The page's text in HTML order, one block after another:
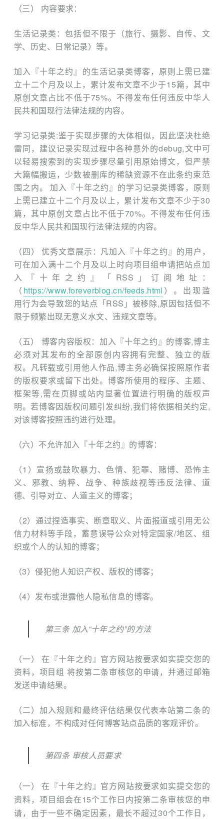
（三） 内容要求：
生活记录类：包括但不限于（旅行、摄影、自传、文
学、历史、日常记录）等。
加入『十年之约』的生活记录类博客，原则上需已建
立十二个月及以上，累计发布文章不少于15篇，其中
原创文章占比不低于75%。不得发布任何违反中华人
民共和国现行法律法规的内容。
学习记录类:鉴于实现步骤的大体相似，因此坚决杜绝
雷同，建议记录实现过程中各种意外的debug,文中可
以轻易搜索到的实现步骤尽量引用原始博文，但严禁
大篇幅搬运，少数被删库的稀缺资源不在此条约束范
围之内。
加入『十年之约』的学习记录类博客，原则
上需已建立十二个月及以上，累计发布文章不少于30
篇，其中原创文章占比不低于70%。不得发布任何违
反中华人民共和国现行法律法规的内容。
（四） 优秀文章展示：凡加入『十年之约』的用户，
可在加入满十二个月及以上时向项目组申请把站点加
入『十年之约』「RSS」订阅地址：
（ https://www.foreverblog.cn/feeds.html ）。出现滥
用行为会导致您的站点「RSS」被移除,原因包括但不
限于频繁出现无意义水文、违规文章等。
（五） 博客内容版权：加入『十年之约』的博客,博主
必须对其发布的全部原创内容拥有完整、独立的版
权。凡转载或引用他人作品,博主务必确保按照原作者
的版权要求或留下出处。博客所使用的程序、主题、
框架等,需在页脚或站内显著位置进行明确的版权声
明。若博客因版权问题引发纠纷,我们将依据相关约定,
对该博客按照违约进行处理。
（六）不允许加入『十年之约』的博客：
（1）宣扬或⿎吹暴⼒、⾊情、犯罪、赌博、恐怖主
义、邪教、纳粹、战争、种族歧视等违反法律、道
德、引导对立、⼈道主义的博客；
（2）通过捏造事实、断章取义、片面报道或引用无公
信力材料等手段，蓄意误导公众对特定国家/地区、组
织或个人的认知的博客；
（3）侵犯他⼈知识产权、版权的博客；
（4）发布或泄露他人隐私信息的博客。
第三条 加入“十年之约”的方法
（一） 在『十年之约』官方网站按要求如实提交您的
资料，项目组 将按第二条审核您的申请，并通过邮箱
发送申请结果。
（二）加入规则和最终评估结果仅代表本站第二条的
加入标准，不构成对任何博客站点品质的客观评价。
第四条 审核人员要求
（一） 在『十年之约』官方网站按要求如实提交您的
资料，项目组会在15个工作日内按第二条审核您的申
请，由于一些不确定因素，最长不超过30个工作日，